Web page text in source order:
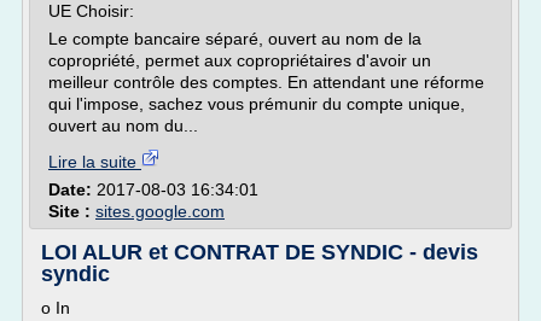
UE Choisir:
Le compte bancaire séparé, ouvert au nom de la
copropriété, permet aux copropriétaires d'avoir un
meilleur contrôle des comptes. En attendant une réforme
qui l'impose, sachez vous prémunir du compte unique,
ouvert au nom du...
Lire la suite
Date: 2017-08-03 16:34:01
Site : sites.google.com
LOI ALUR et CONTRAT DE SYNDIC - devis
syndic
o In